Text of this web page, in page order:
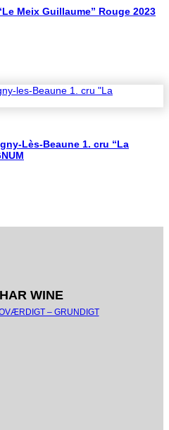
Meix Guillaume” Rouge 2023
Lès-Beaune 1. cru “La
WINE
– GRUNDIGT